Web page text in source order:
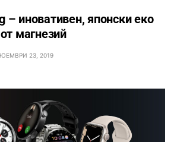
– иновативен, японски еко
магнезий
23, 2019